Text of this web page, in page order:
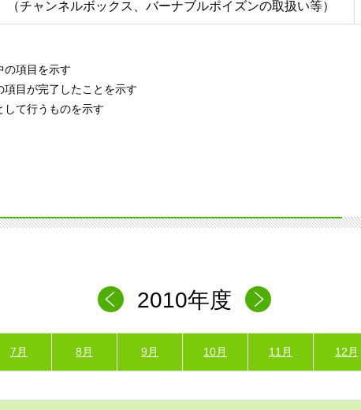
（チャンネルボックス、バーナブルポイズンの取扱い等）
の項目を示す
項目が完了したことを示す
して行うものを示す
2010年度
7月 8月 9月 10月 11月 12月